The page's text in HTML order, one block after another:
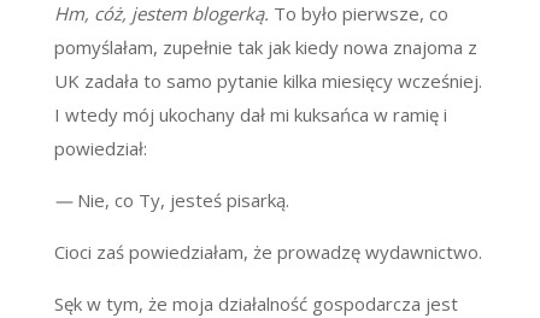
Hm, cóż, jestem blogerką. To było pierwsze, co
pomyślałam, zupełnie tak jak kiedy nowa znajoma z
UK zadała to samo pytanie kilka miesięcy wcześniej.
I wtedy mój ukochany dał mi kuksańca w ramię i
powiedział:
— Nie, co Ty, jesteś pisarką.
Cioci zaś powiedziałam, że prowadzę wydawnictwo.
Sęk w tym, że moja działalność gospodarcza jest